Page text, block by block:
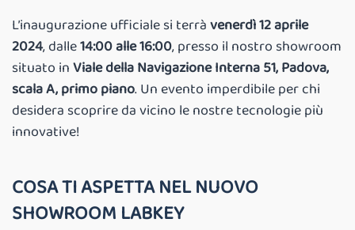
L’inaugurazione ufficiale si terràvenerdì 12 aprile
2024, dalle14:00 alle 16:00, presso il nostro showroom
situato inViale della Navigazione Interna 51, Padova,
scala A, primo piano. Un evento imperdibile per chi
desidera scoprire da vicino le nostre tecnologie più
innovative!
COSA TI ASPETTA NEL NUOVO
SHOWROOM LABKEY